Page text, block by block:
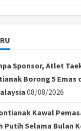
Sponsor, Atlet
Borong 5 Emas
08/08/2026
Kawal
Putih Selama Bulan